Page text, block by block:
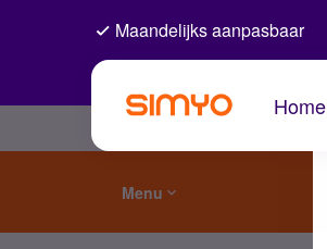
Maandelijks aanpasbaar
Home
Menu